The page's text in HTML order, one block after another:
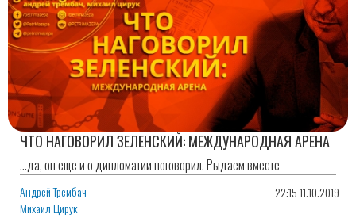
ЧТО НАГОВОРИЛ ЗЕЛЕНСКИЙ: МЕЖДУНАРОДНАЯ АРЕНА
...да, он еще и о дипломатии поговорил. Рыдаем вместе
Андрей Трембач
Михаил Цирук
22:15 11.10.2019